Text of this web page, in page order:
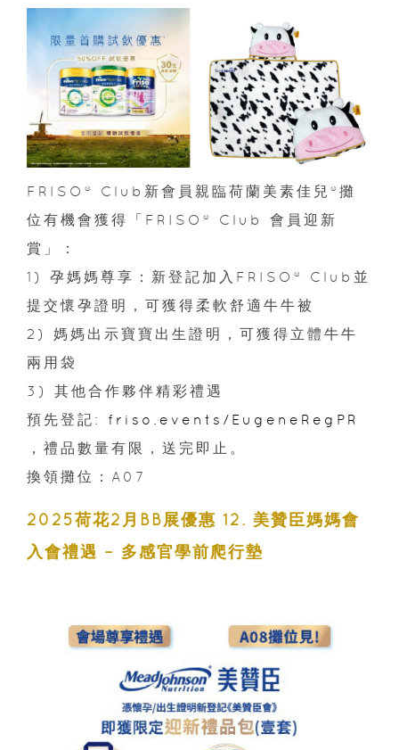
FRISO® Club新會員親臨荷蘭美素佳兒®️攤
位有機會獲得「FRISO® Club 會員迎新
賞」：
1) 孕媽媽尊享：新登記加入FRISO® Club並
提交懷孕證明，可獲得柔軟舒適牛牛被​
2) 媽媽出示寶寶出生證明，可獲得立體牛牛
兩用袋​
3) 其他合作夥伴精彩禮遇 ​
預先登記: friso.events/EugeneRegPR​
，禮品數量有限，送完即止。
換領攤位：A07
2025荷花2月BB展優惠 12. 美贊臣媽媽會
入會禮遇 – 多感官學前爬行墊